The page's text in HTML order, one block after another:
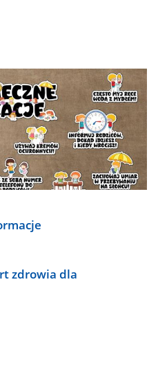
zdrowia dla